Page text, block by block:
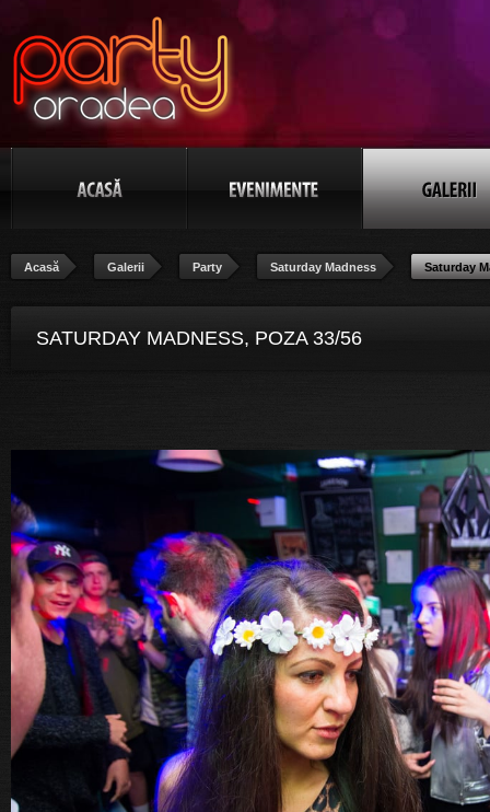
Acasă Galerii Party Saturday Madness Saturday
SATURDAY MADNESS, POZA 33/56